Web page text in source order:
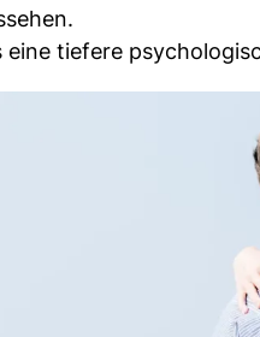
eine tiefere